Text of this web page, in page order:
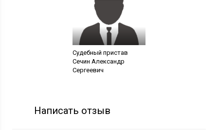
Судебный пристав
Сечин Александр
Сергеевич
Написать отзыв